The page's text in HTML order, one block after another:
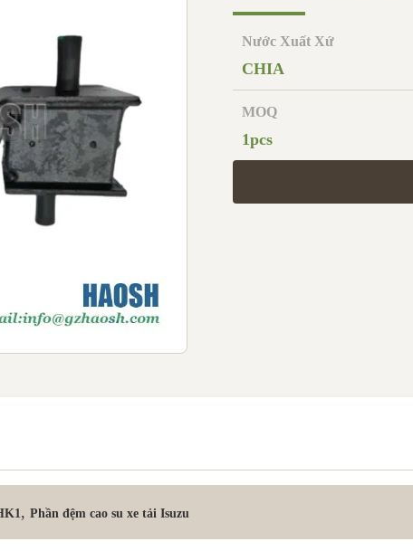
Nước Xuất Xứ
CHIA
MOQ
1pcs
, Phần đệm cao su xe tải Isuzu